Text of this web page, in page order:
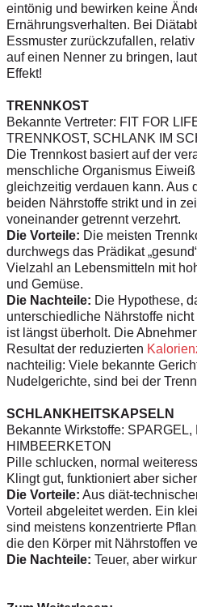
eintönig und bewirken keine
Ernährungsverhalten. Bei
Essmuster zurückzufallen,
auf einen Nenner zu bringen,
Effekt!
TRENNKOST
Bekannte Vertreter: FIT FOR
TRENNKOST, SCHLANK IM
Die Trennkost basiert auf der
menschliche Organismus
gleichzeitig verdauen kann. Aus
beiden Nährstoffe strikt und in
voneinander getrennt verzehrt.
Die Vorteile: Die meisten
durchwegs das Prädikat
Vielzahl an Lebensmitteln mit
und Gemüse.
Die Nachteile: Die Hypothese,
unterschiedliche Nährstoffe
ist längst überholt. Die
Resultat der reduzierten
nachteilig: Viele bekannte
Nudelgerichte, sind bei der
SCHLANKHEITSKAPSELN
Bekannte Wirkstoffe: SPARGEL,
HIMBEERKETON
Pille schlucken, normal
Klingt gut, funktioniert aber
Die Vorteile: Aus diät-
Vorteil abgeleitet werden. Ein
sind meistens konzentrierte
die den Körper mit Nährstoffen
Die Nachteile: Teuer, aber